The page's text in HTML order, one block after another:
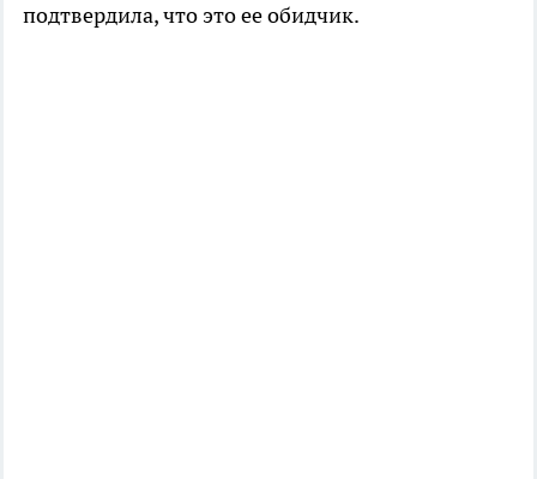
подтвердила, что это ее обидчик.